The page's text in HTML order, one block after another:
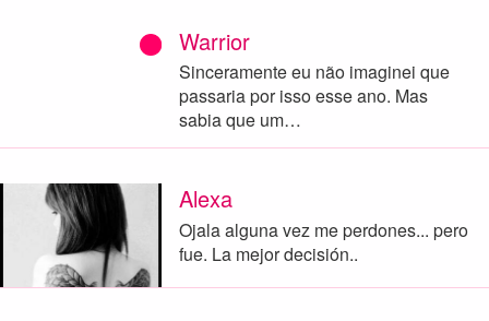
Warrior
Sinceramente eu não imaginei que
passaria por isso esse ano. Mas
sabia que um…
Alexa
Ojala alguna vez me perdones... pero
fue. La mejor decisión..